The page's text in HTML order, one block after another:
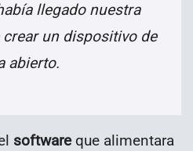
llegado nuestra
un dispositivo de
abierto.
softwareque alimentara